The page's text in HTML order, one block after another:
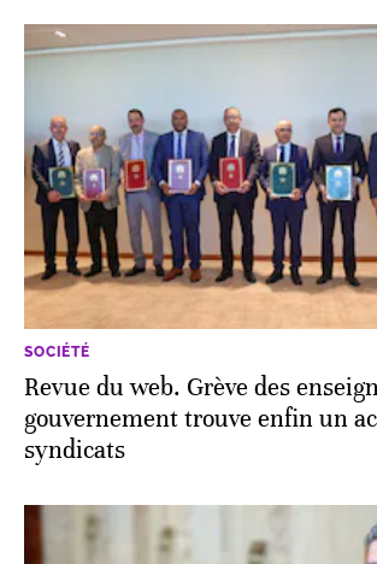
SOCIÉTÉ
Revue du web. Grève des
gouvernement trouve enfin un
syndicats